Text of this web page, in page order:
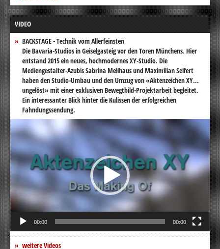
VIDEO
BACKSTAGE - Technik vom Allerfeinsten
Die Bavaria-Studios in Geiselgasteig vor den Toren Münchens. Hier
entstand 2015 ein neues, hochmodernes XY-Studio. Die
Mediengestalter-Azubis Sabrina Meilhaus und Maximilian Seifert
haben den Studio-Umbau und den Umzug von «Aktenzeichen XY...
ungelöst» mit einer exklusiven Bewegtbild-Projektarbeit begleitet.
Ein interessanter Blick hinter die Kulissen der erfolgreichen
Fahndungssendung.
Video-
Player
00:00 00:00
weitere Videos